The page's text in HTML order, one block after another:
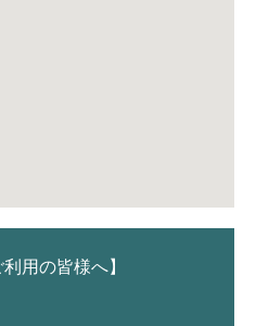
利用の皆様へ】